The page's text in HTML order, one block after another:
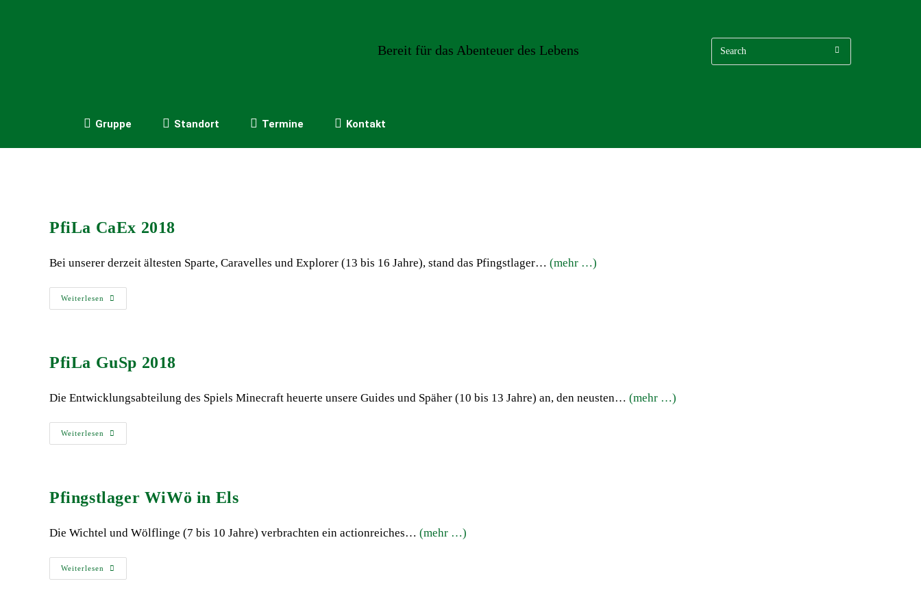
Bereit für das Abenteuer des Lebens
Gruppe Standort Termine Kontakt
PfiLa CaEx 2018
Bei unserer derzeit ältesten Sparte, Caravelles und Explorer (13 bis 16 Jahre), stand das Pfingstlager… (mehr …)
Weiterlesen
PfiLa GuSp 2018
Die Entwicklungsabteilung des Spiels Minecraft heuerte unsere Guides und Späher (10 bis 13 Jahre) an, den neusten… (mehr …)
Weiterlesen
Pfingstlager WiWö in Els
Die Wichtel und Wölflinge (7 bis 10 Jahre) verbrachten ein actionreiches… (mehr …)
Weiterlesen